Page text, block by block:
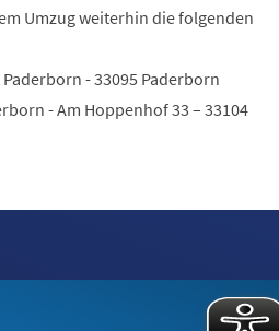
Umzug weiterhin die folgenden
- 33095 Paderborn
- Am Hoppenhof 33 – 33104